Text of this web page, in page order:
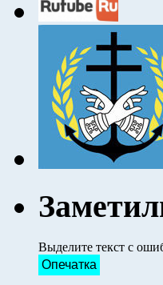
Выделите текст с
Опечатка